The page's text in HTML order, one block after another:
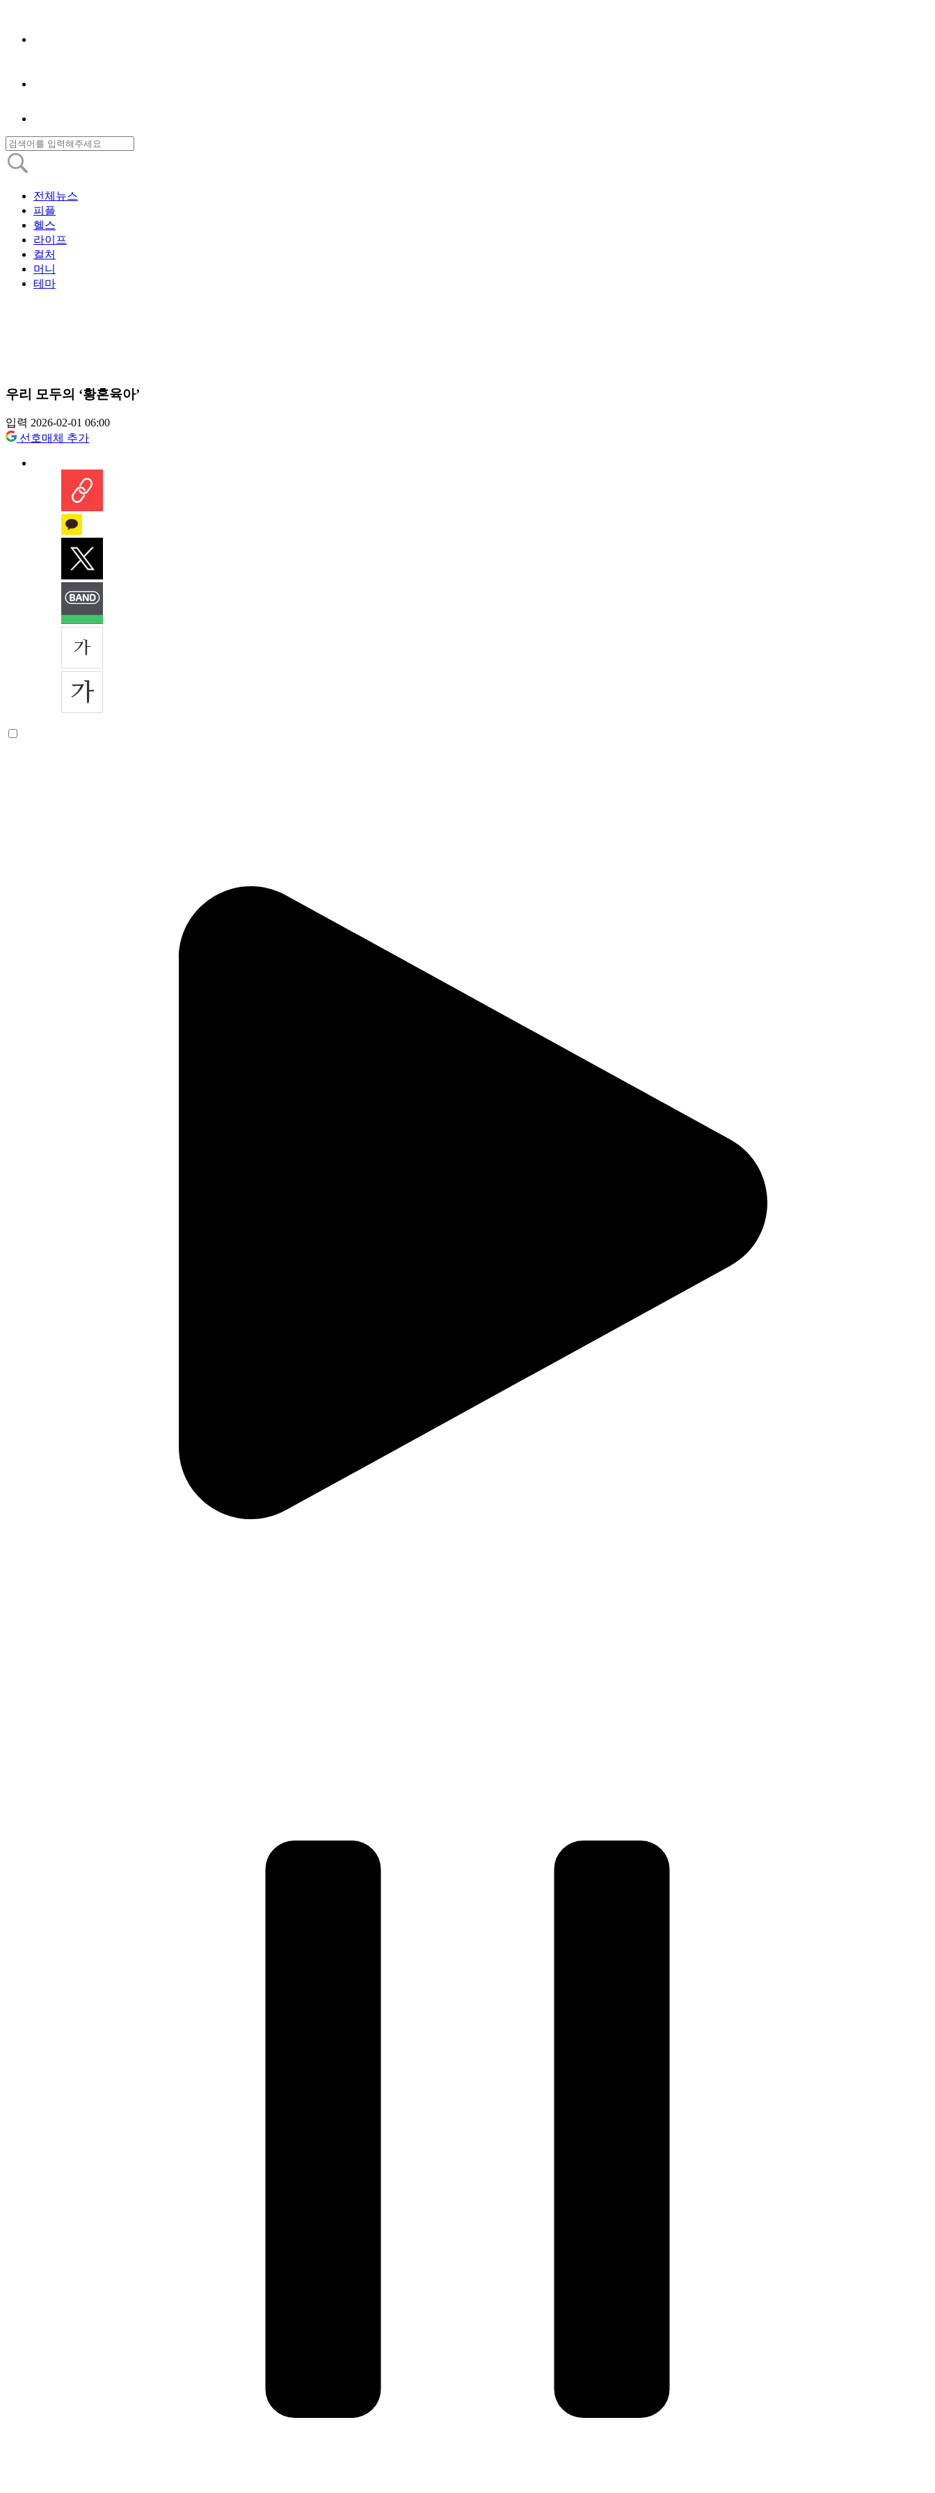
전체뉴스
피플
헬스
라이프
컬처
머니
테마
우리 모두의 ‘황혼육아’
입력 2026-02-01 06:00
선호매체 추가